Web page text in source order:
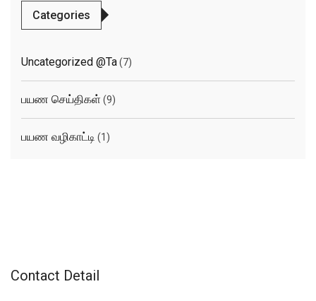
Categories
Uncategorized @ta(7)
பயண செய்திகள் (9)
பயண வழிகாட்டி (1)
Contact Detail